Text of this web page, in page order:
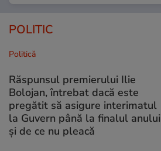
POLITIC
Politică
Răspunsul premierului Ilie
Bolojan, întrebat dacă este
pregătit să asigure interimatul
la Guvern până la finalul anului
și de ce nu pleacă